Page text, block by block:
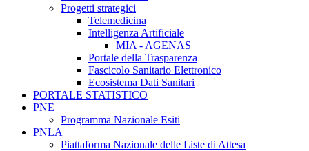
Progetti strategici
Telemedicina
Intelligenza Artificiale
MIA - AGENAS
Portale della Trasparenza
Fascicolo Sanitario Elettronico
Ecosistema Dati Sanitari
PORTALE STATISTICO
PNE
Programma Nazionale Esiti
PNLA
Piattaforma Nazionale delle Liste di Attesa